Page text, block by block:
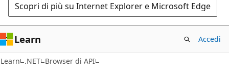
Scopri di più su Internet Explorer e Microsoft Edge
Learn Accedi
Learn .NET Browser di API